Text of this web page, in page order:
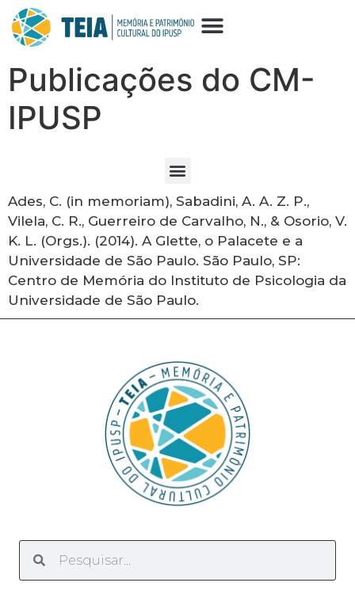
Publicações do CM-
IPUSP
Ades, C. (in memoriam), Sabadini, A. A. Z. P.,
Vilela, C. R., Guerreiro de Carvalho, N., & Osorio, V.
K. L. (Orgs.). (2014). A Glette, o Palacete e a
Universidade de São Paulo. São Paulo, SP:
Centro de Memória do Instituto de Psicologia da
Universidade de São Paulo.